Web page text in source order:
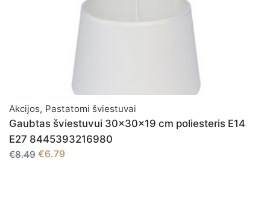
Akcijos, Pastatomi šviestuvai
Gaubtas šviestuvui 30x30x19 cm poliesteris E14
E27 8445393216980
€8.49 €6.79